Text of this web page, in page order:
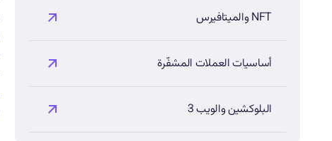
NFT والميتافيرس
أساسيات العملات المشفّرة
البلوكشين والويب 3